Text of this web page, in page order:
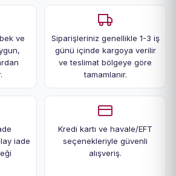
ve
Siparişleriniz genellikle 1-3 iş
günü içinde kargoya verilir
ve teslimat bölgeye göre
tamamlanır.
iade
Kredi kartı ve havale/EFT
seçenekleriyle güvenli
alışveriş.